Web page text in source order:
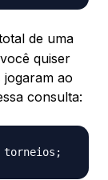
de uma
quiser
ao
consulta:
torneios ;